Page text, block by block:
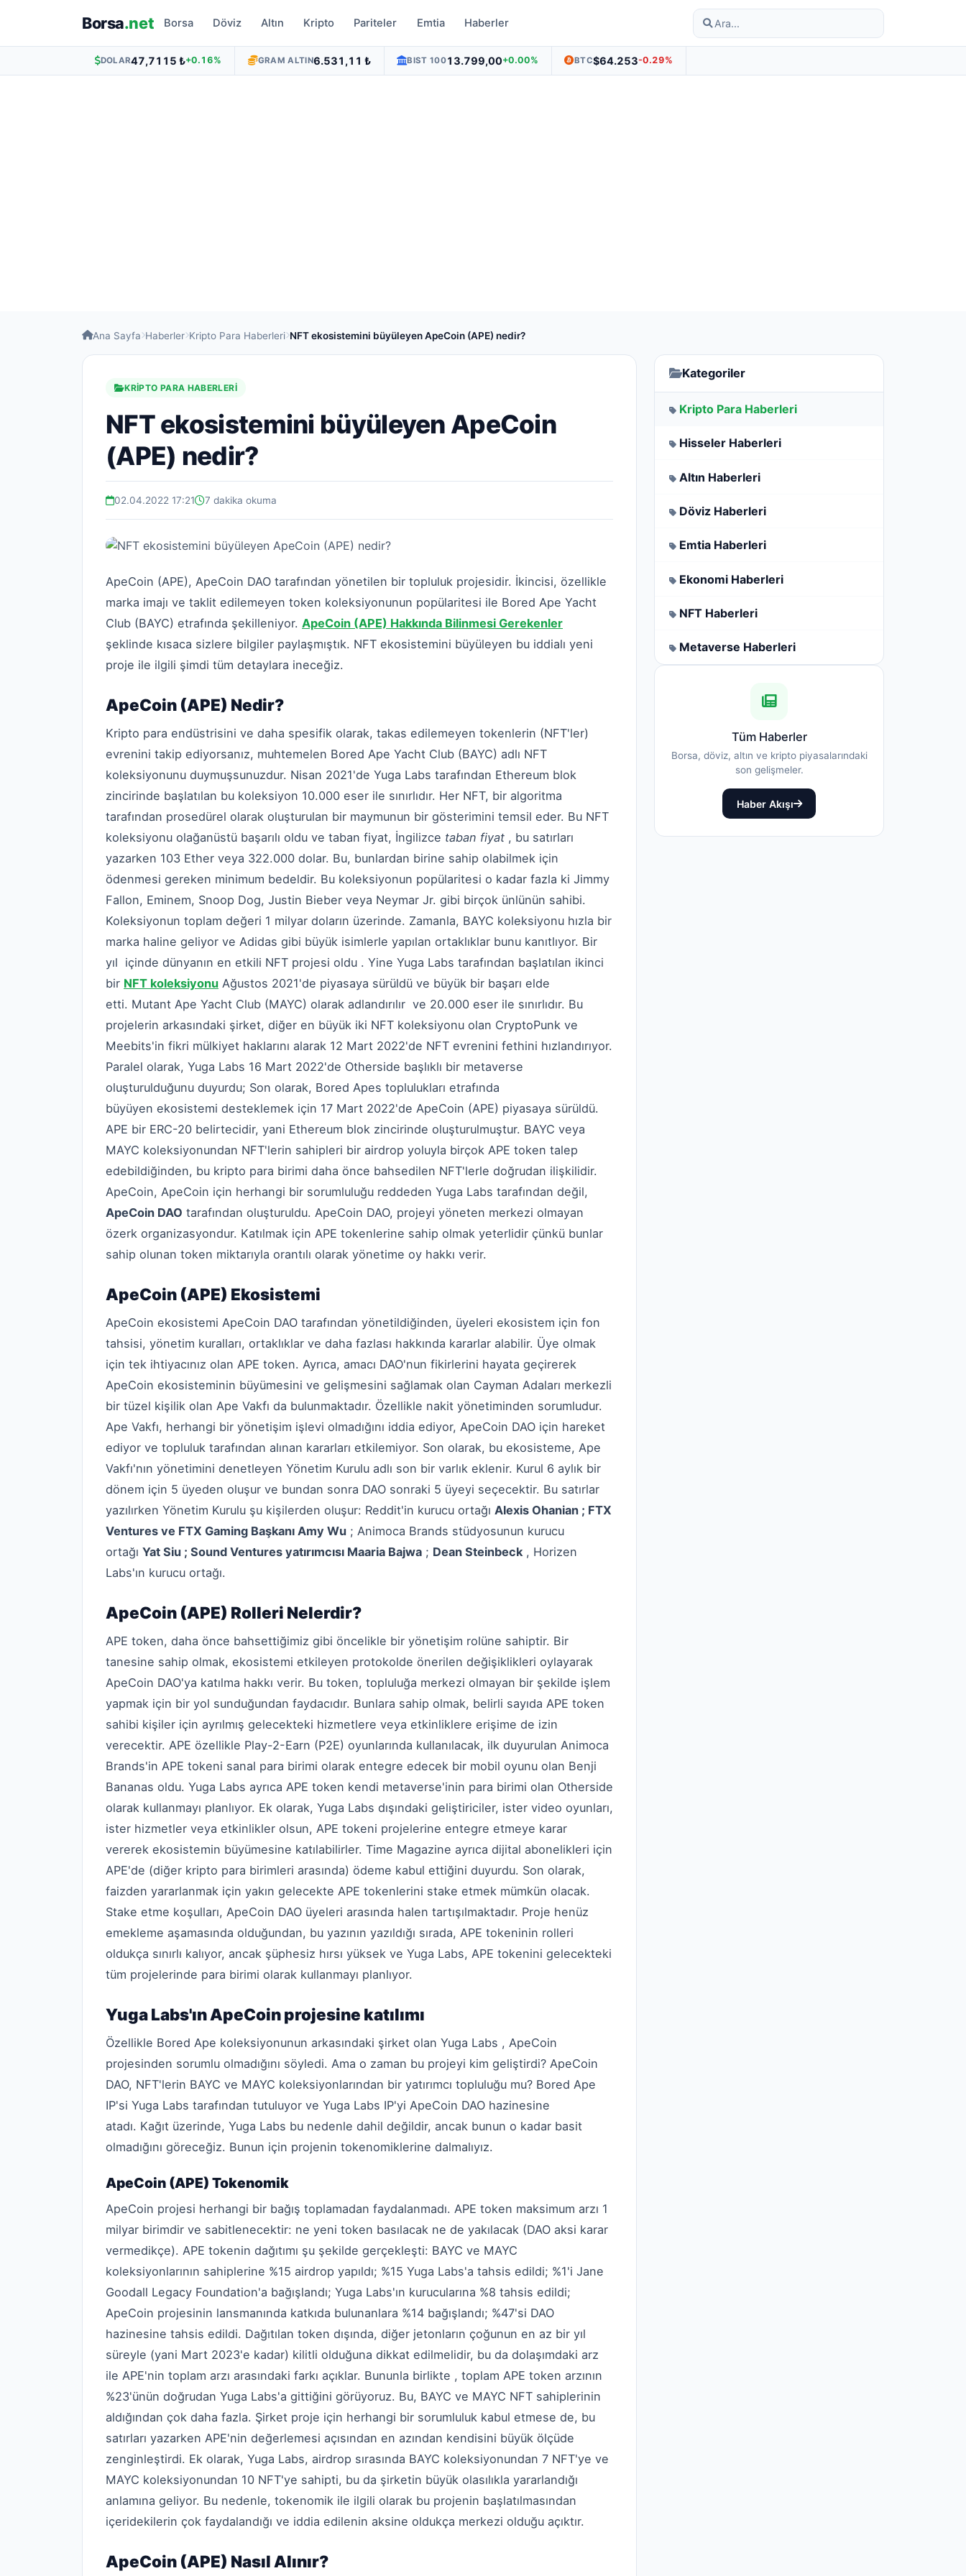
Borsa.net Borsa Döviz Altın Kripto Pariteler Emtia Haberler
DOLAR47,7115 ₺+0.16% GRAM ALTIN6.531,11 ₺ BIST 10013.799,00+0.00% BTC$64.253-0.29%
Ana Sayfa Haberler Kripto Para Haberleri NFT ekosistemini büyüleyen ApeCoin (APE) nedir?
KRIPTO PARA HABERLERI
NFT ekosistemini büyüleyen ApeCoin
(APE) nedir?
02.04.2022 17:21 7 dakika okuma
ApeCoin (APE), ApeCoin DAO tarafından yönetilen bir topluluk projesidir. İkincisi, özellikle
marka imajı ve taklit edilemeyen token koleksiyonunun popülaritesi ile Bored Ape Yacht
Club (BAYC) etrafında şekilleniyor. ApeCoin (APE) Hakkında Bilinmesi Gerekenler
şeklinde kısaca sizlere bilgiler paylaşmıştık. NFT ekosistemini büyüleyen bu iddialı yeni
proje ile ilgili şimdi tüm detaylara ineceğiz.
ApeCoin (APE) Nedir?
Kripto para endüstrisini ve daha spesifik olarak, takas edilemeyen tokenlerin (NFT'ler)
evrenini takip ediyorsanız, muhtemelen Bored Ape Yacht Club (BAYC) adlı NFT
koleksiyonunu duymuşsunuzdur. Nisan 2021'de Yuga Labs tarafından Ethereum blok
zincirinde başlatılan bu koleksiyon 10.000 eser ile sınırlıdır. Her NFT, bir algoritma
tarafından prosedürel olarak oluşturulan bir maymunun bir gösterimini temsil eder. Bu NFT
koleksiyonu olağanüstü başarılı oldu ve taban fiyat, İngilizce taban fiyat , bu satırları
yazarken 103 Ether veya 322.000 dolar. Bu, bunlardan birine sahip olabilmek için
ödenmesi gereken minimum bedeldir. Bu koleksiyonun popülaritesi o kadar fazla ki Jimmy
Fallon, Eminem, Snoop Dog, Justin Bieber veya Neymar Jr. gibi birçok ünlünün sahibi.
Koleksiyonun toplam değeri 1 milyar doların üzerinde. Zamanla, BAYC koleksiyonu hızla bir
marka haline geliyor ve Adidas gibi büyük isimlerle yapılan ortaklıklar bunu kanıtlıyor. Bir
yıl içinde dünyanın en etkili NFT projesi oldu . Yine Yuga Labs tarafından başlatılan ikinci
bir NFT koleksiyonu Ağustos 2021'de piyasaya sürüldü ve büyük bir başarı elde
etti. Mutant Ape Yacht Club (MAYC) olarak adlandırılır ve 20.000 eser ile sınırlıdır. Bu
projelerin arkasındaki şirket, diğer en büyük iki NFT koleksiyonu olan CryptoPunk ve
Meebits'in fikri mülkiyet haklarını alarak 12 Mart 2022'de NFT evrenini fethini hızlandırıyor.
Paralel olarak, Yuga Labs 16 Mart 2022'de Otherside başlıklı bir metaverse
oluşturulduğunu duyurdu; Son olarak, Bored Apes toplulukları etrafında
büyüyen ekosistemi desteklemek için 17 Mart 2022'de ApeCoin (APE) piyasaya sürüldü.
APE bir ERC-20 belirtecidir, yani Ethereum blok zincirinde oluşturulmuştur. BAYC veya
MAYC koleksiyonundan NFT'lerin sahipleri bir airdrop yoluyla birçok APE token talep
edebildiğinden, bu kripto para birimi daha önce bahsedilen NFT'lerle doğrudan ilişkilidir.
ApeCoin, ApeCoin için herhangi bir sorumluluğu reddeden Yuga Labs tarafından değil,
ApeCoin DAO tarafından oluşturuldu. ApeCoin DAO, projeyi yöneten merkezi olmayan
özerk organizasyondur. Katılmak için APE tokenlerine sahip olmak yeterlidir çünkü bunlar
sahip olunan token miktarıyla orantılı olarak yönetime oy hakkı verir.
ApeCoin (APE) Ekosistemi
ApeCoin ekosistemi ApeCoin DAO tarafından yönetildiğinden, üyeleri ekosistem için fon
tahsisi, yönetim kuralları, ortaklıklar ve daha fazlası hakkında kararlar alabilir. Üye olmak
için tek ihtiyacınız olan APE token. Ayrıca, amacı DAO'nun fikirlerini hayata geçirerek
ApeCoin ekosisteminin büyümesini ve gelişmesini sağlamak olan Cayman Adaları merkezli
bir tüzel kişilik olan Ape Vakfı da bulunmaktadır. Özellikle nakit yönetiminden sorumludur.
Ape Vakfı, herhangi bir yönetişim işlevi olmadığını iddia ediyor, ApeCoin DAO için hareket
ediyor ve topluluk tarafından alınan kararları etkilemiyor. Son olarak, bu ekosisteme, Ape
Vakfı'nın yönetimini denetleyen Yönetim Kurulu adlı son bir varlık eklenir. Kurul 6 aylık bir
dönem için 5 üyeden oluşur ve bundan sonra DAO sonraki 5 üyeyi seçecektir. Bu satırlar
yazılırken Yönetim Kurulu şu kişilerden oluşur: Reddit'in kurucu ortağı Alexis Ohanian ; FTX
Ventures ve FTX Gaming Başkanı Amy Wu ; Animoca Brands stüdyosunun kurucu
ortağı Yat Siu ; Sound Ventures yatırımcısı Maaria Bajwa ; Dean Steinbeck, Horizen
Labs'ın kurucu ortağı.
ApeCoin (APE) Rolleri Nelerdir?
APE token, daha önce bahsettiğimiz gibi öncelikle bir yönetişim rolüne sahiptir. Bir
tanesine sahip olmak, ekosistemi etkileyen protokolde önerilen değişiklikleri oylayarak
ApeCoin DAO'ya katılma hakkı verir. Bu token, topluluğa merkezi olmayan bir şekilde işlem
yapmak için bir yol sunduğundan faydacıdır. Bunlara sahip olmak, belirli sayıda APE token
sahibi kişiler için ayrılmış gelecekteki hizmetlere veya etkinliklere erişime de izin
verecektir. APE özellikle Play-2-Earn (P2E) oyunlarında kullanılacak, ilk duyurulan Animoca
Brands'in APE tokeni sanal para birimi olarak entegre edecek bir mobil oyunu olan Benji
Bananas oldu. Yuga Labs ayrıca APE token kendi metaverse'inin para birimi olan Otherside
olarak kullanmayı planlıyor. Ek olarak, Yuga Labs dışındaki geliştiriciler, ister video oyunları,
ister hizmetler veya etkinlikler olsun, APE tokeni projelerine entegre etmeye karar
vererek ekosistemin büyümesine katılabilirler. Time Magazine ayrıca dijital abonelikleri için
APE'de (diğer kripto para birimleri arasında) ödeme kabul ettiğini duyurdu. Son olarak,
faizden yararlanmak için yakın gelecekte APE tokenlerini stake etmek mümkün olacak.
Stake etme koşulları, ApeCoin DAO üyeleri arasında halen tartışılmaktadır. Proje henüz
emekleme aşamasında olduğundan, bu yazının yazıldığı sırada, APE tokeninin rolleri
oldukça sınırlı kalıyor, ancak şüphesiz hırsı yüksek ve Yuga Labs, APE tokenini gelecekteki
tüm projelerinde para birimi olarak kullanmayı planlıyor.
Yuga Labs'ın ApeCoin projesine katılımı
Özellikle Bored Ape koleksiyonunun arkasındaki şirket olan Yuga Labs , ApeCoin
projesinden sorumlu olmadığını söyledi. Ama o zaman bu projeyi kim geliştirdi? ApeCoin
DAO, NFT'lerin BAYC ve MAYC koleksiyonlarından bir yatırımcı topluluğu mu? Bored Ape
IP'si Yuga Labs tarafından tutuluyor ve Yuga Labs IP'yi ApeCoin DAO hazinesine
atadı. Kağıt üzerinde, Yuga Labs bu nedenle dahil değildir, ancak bunun o kadar basit
olmadığını göreceğiz. Bunun için projenin tokenomiklerine dalmalıyız.
ApeCoin (APE) Tokenomik
ApeCoin projesi herhangi bir bağış toplamadan faydalanmadı. APE token maksimum arzı 1
milyar birimdir ve sabitlenecektir: ne yeni token basılacak ne de yakılacak (DAO aksi karar
vermedikçe). APE tokenin dağıtımı şu şekilde gerçekleşti: BAYC ve MAYC
koleksiyonlarının sahiplerine %15 airdrop yapıldı; %15 Yuga Labs'a tahsis edildi; %1'i Jane
Goodall Legacy Foundation'a bağışlandı; Yuga Labs'ın kurucularına %8 tahsis edildi;
ApeCoin projesinin lansmanında katkıda bulunanlara %14 bağışlandı; %47'si DAO
hazinesine tahsis edildi. Dağıtılan token dışında, diğer jetonların çoğunun en az bir yıl
süreyle (yani Mart 2023'e kadar) kilitli olduğuna dikkat edilmelidir, bu da dolaşımdaki arz
ile APE'nin toplam arzı arasındaki farkı açıklar. Bununla birlikte , toplam APE token arzının
%23'ünün doğrudan Yuga Labs'a gittiğini görüyoruz. Bu, BAYC ve MAYC NFT sahiplerinin
aldığından çok daha fazla. Şirket proje için herhangi bir sorumluluk kabul etmese de, bu
satırları yazarken APE'nin değerlemesi açısından en azından kendisini büyük ölçüde
zenginleştirdi. Ek olarak, Yuga Labs, airdrop sırasında BAYC koleksiyonundan 7 NFT'ye ve
MAYC koleksiyonundan 10 NFT'ye sahipti, bu da şirketin büyük olasılıkla yararlandığı
anlamına geliyor. Bu nedenle, tokenomik ile ilgili olarak bu projenin başlatılmasından
içeridekilerin çok faydalandığı ve iddia edilenin aksine oldukça merkezi olduğu açıktır.
ApeCoin (APE) Nasıl Alınır?
Kategoriler
Kripto Para Haberleri
Hisseler Haberleri
Altın Haberleri
Döviz Haberleri
Emtia Haberleri
Ekonomi Haberleri
NFT Haberleri
Metaverse Haberleri
Tüm Haberler
Borsa, döviz, altın ve kripto piyasalarındaki
son gelişmeler.
Haber Akışı